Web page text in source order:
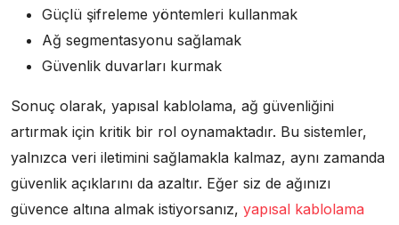
Güçlü şifreleme yöntemleri kullanmak
Ağ segmentasyonu sağlamak
Güvenlik duvarları kurmak
Sonuç olarak, yapısal kablolama, ağ güvenliğini
artırmak için kritik bir rol oynamaktadır. Bu sistemler,
yalnızca veri iletimini sağlamakla kalmaz, aynı zamanda
güvenlik açıklarını da azaltır. Eğer siz de ağınızı
güvence altına almak istiyorsanız, yapısal kablolama